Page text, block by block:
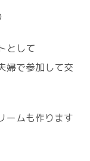
として
婦で参加して交
ームも作ります